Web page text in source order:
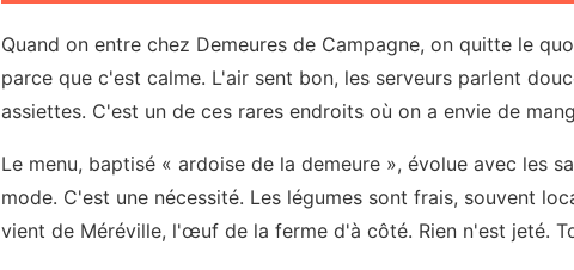
Quand on entre chez Demeures de Campagne, on quitte le
parce que c'est calme. L'air sent bon, les serveurs parlent
assiettes. C'est un de ces rares endroits où on a envie de
Le menu, baptisé « ardoise de la demeure », évolue avec les
mode. C'est une nécessité. Les légumes sont frais, souvent
vient de Méréville, l'œuf de la ferme d'à côté. Rien n'est jeté.